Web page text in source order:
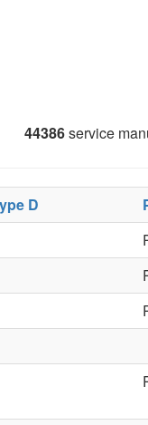
44386service
D